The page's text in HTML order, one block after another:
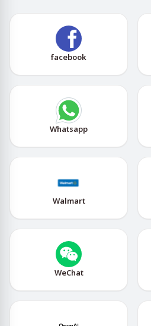
facebook
Whatsapp
Walmart
WeChat